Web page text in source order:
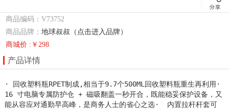
商品编码：V73752
商品品牌：地球叔叔（点击进入品牌）
商城价 :￥298
产品详情
· 回收塑料瓶RPET制成,相当于9.7个500ML回收塑料瓶重生再利用·
16 寸电脑专属防护仓 + 磁吸翻盖一秒开合，既能稳妥保护设备，又
能从容应对通勤早高峰，是商务人士的省心之选·  内置拉杆杆套可